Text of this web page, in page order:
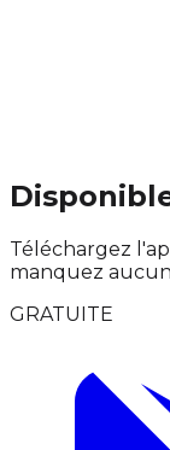
Téléchargez
manquez
GRATUITE